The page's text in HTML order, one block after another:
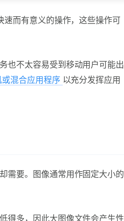
而有意义的操作，这些操作可
也不太容易受到移动用户可能出
或混合应用程序 以充分发挥应用
需要。图像通常用作固定大小的
得多，因此大图像文件会产生性